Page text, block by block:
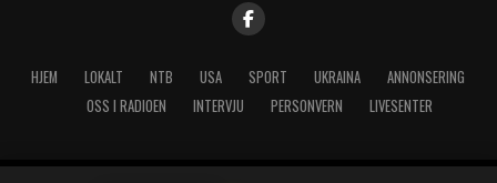
HJEM LOKALT NTB USA SPORT UKRAINA
ANNONSERING
OSS I RADIOEN
INTERVJU PERSONVERN LIVESENTER